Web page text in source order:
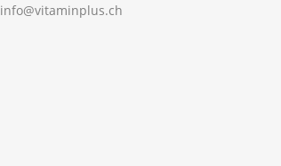
info@vitaminplus.ch